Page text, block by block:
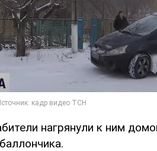
нагрянули к ним